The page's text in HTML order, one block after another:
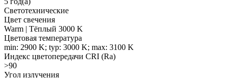
Светотехнические
Цвет свечения
Warm | Тёплый 3000 K
Цветовая температура
min: 2900 K; typ: 3000 K; max: 3100 K
Индекс цветопередачи CRI (Ra)
>90
Угол излучения